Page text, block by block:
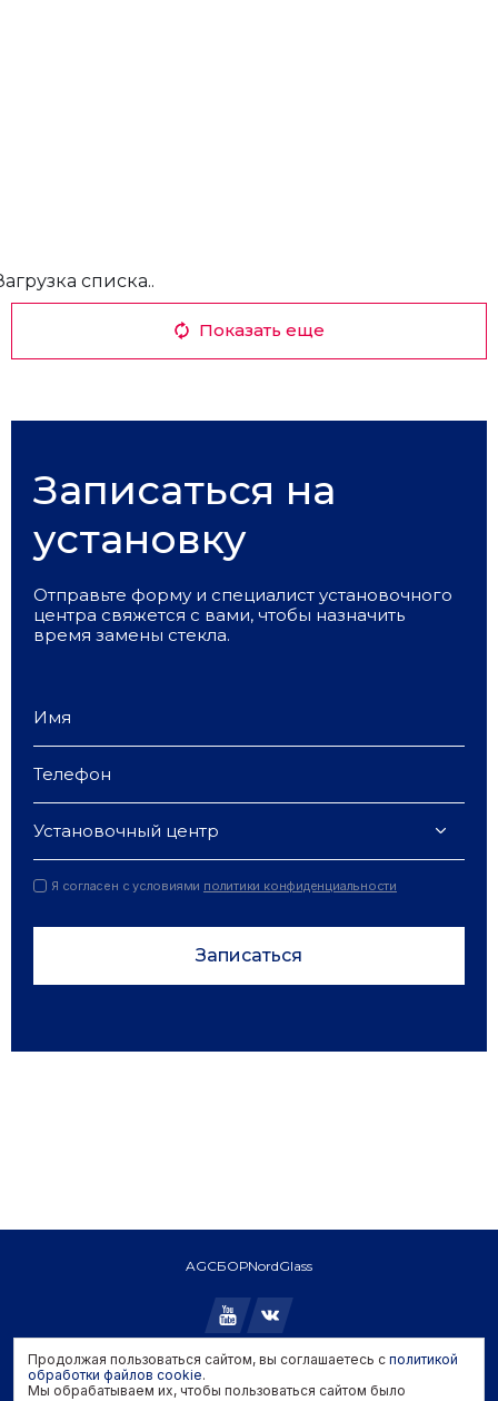
списка..
Показать еще
Записаться на
установку
Отправьте форму и специалист установочного
центра свяжется с вами, чтобы назначить
время замены стекла.
Установочный центр
Я согласен с условиями политики конфиденциальности
Записаться
AGCБОРNordGlass
Copyright © 2026 AGC. All rights reserved.
Политика конфиденциальности
Продолжая пользоваться сайтом, вы соглашаетесь с политикой
обработки файлов cookie.
Мы обрабатываем их, чтобы пользоваться сайтом было